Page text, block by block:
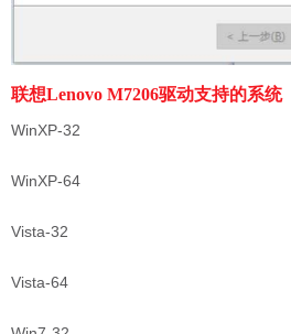
联想Lenovo M7206驱动支持的系统
WinXP-32
WinXP-64
Vista-32
Vista-64